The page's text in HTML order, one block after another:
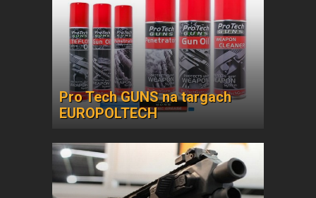
Pro Tech GUNS na targach
EUROPOLTECH